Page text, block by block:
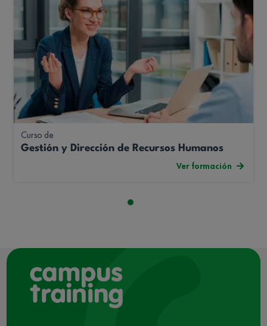
Curso de
Gestión y Dirección de Recursos Humanos
Ver formación